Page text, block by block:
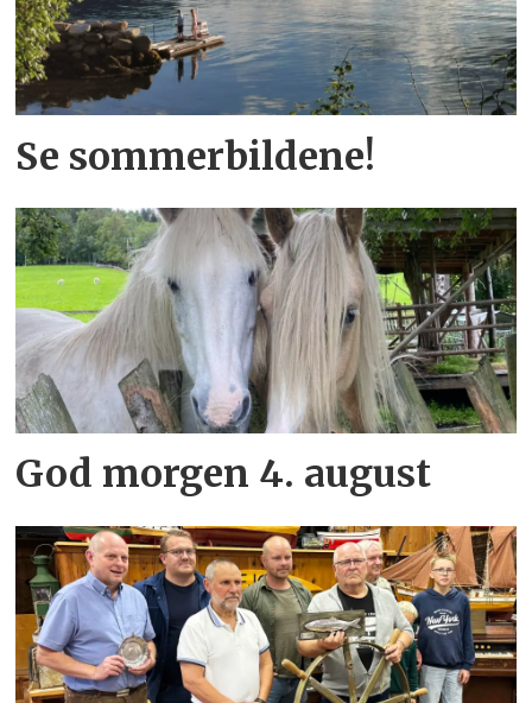
Se sommerbildene!
God morgen 4. august